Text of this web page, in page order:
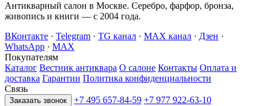
Антикварный салон в Москве. Серебро, фарфор, бронза,
живопись и книги — с 2004 года.
ВКонтакте · Telegram · TG канал · MAX канал · Дзен ·
WhatsApp · MAX
Покупателям
Каталог Вестник антиквара О салоне Контакты Оплата и
доставка Гарантии Политика конфиденциальности
Связь
Заказать звонок +7 495 657-84-59 +7 977 922-63-10